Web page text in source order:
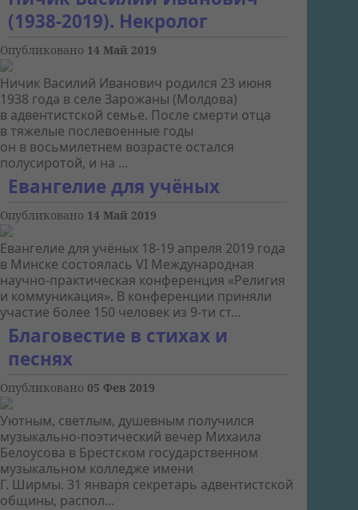
(1938-2019). Некролог
Опубликовано 14 Май 2019
Ничик Василий Иванович родился 23 июня
1938 года в селе Зарожаны (Молдова)
в адвентистской семье. После смерти отца
в тяжелые послевоенные годы
он в восьмилетнем возрасте остался
полусиротой, и на ...
Евангелие для учёных
Опубликовано 14 Май 2019
Евангелие для учёных 18-19 апреля 2019 года
в Минске состоялась VI Международная
научно-практическая конференция «Религия
и коммуникация». В конференции приняли
участие более 150 человек из 9-ти ст...
Благовестие в стихах и
песнях
Опубликовано 05 Фев 2019
Уютным, светлым, душевным получился
музыкально-поэтический вечер Михаила
Белоусова в Брестском государственном
музыкальном колледже имени
Г. Ширмы. 31 января секретарь адвентистской
общины, распол...